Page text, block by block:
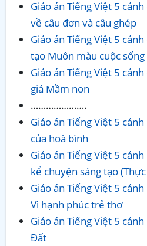
Giáo án Tiếng Việt 5
về câu đơn và câu ghép
Giáo án Tiếng Việt 5
tạo Muôn màu cuộc sống
Giáo án Tiếng Việt 5
giá Mầm non
………………….
Giáo án Tiếng Việt 5
của hoà bình
Giáo án Tiếng Việt 5
kể chuyện sáng tạo
Giáo án Tiếng Việt 5
Vì hạnh phúc trẻ thơ
Giáo án Tiếng Việt 5
Đất